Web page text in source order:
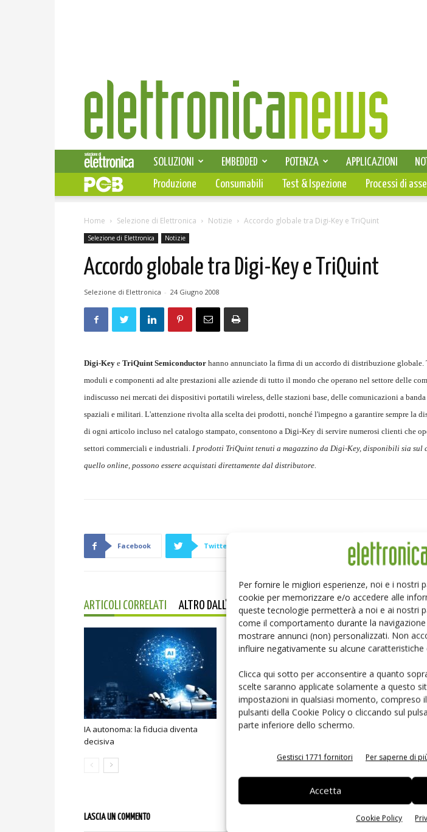
Per fornire le migliori esperienze, noi e i nostri
cookie per memorizzare e/o accedere alle
queste tecnologie permetterà a noi e ai nostri
come il comportamento durante la
mostrare annunci (non) personalizzati. Non
influire negativamente su alcune caratteristiche
Clicca qui sotto per acconsentire a quanto
scelte saranno applicate solamente a questo
impostazioni in qualsiasi momento, compreso
pulsanti della Cookie Policy o cliccando sul
parte inferiore dello schermo.
Gestisci 1771 fornitori Per saperne di
Accetta
Cookie Policy
Elettronica
News
SELEZIONE DI ELETTRONICA
SOLUZIONI EMBEDDED POTENZA APPLICAZIONI
PCB
Produzione Consumabili Test & Ispezione Processi di
Home Selezione di Elettronica Notizie Accordo globale tra Digi-Key e TriQuint
Selezione di Elettronica Notizie
Accordo globale tra Digi-Key e TriQuint
Selezione di Elettronica - 24 Giugno 2008
Digi-Key e TriQuint Semiconductor hanno annunciato la firma di un accordo di distribuzione
moduli e componenti ad alte prestazioni alle aziende di tutto il mondo che operano nel settore delle
indiscusso nei mercati dei dispositivi portatili wireless, delle stazioni base, delle comunicazioni a banda
spaziali e militari. L'attenzione rivolta alla scelta dei prodotti, nonché l'impegno a garantire sempre la
di ogni articolo incluso nel catalogo stampato, consentono a Digi-Key di servire numerosi clienti che
settori commerciali e industriali. I prodotti TriQuint tenuti a magazzino da Digi-Key, disponibili sia sul
quello online, possono essere acquistati direttamente dal distributore.
Facebook Twitter Pinterest
ARTICOLI CORRELATI ALTRO DALL'AUTORE
IA autonoma: la fiducia diventa
decisiva
Smart home: la sfida passa da
LASCIA UN COMMENTO